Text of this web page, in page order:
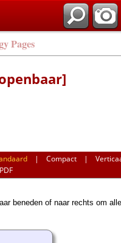
Pages
|Compact |
PDF
beneden of naar rechts om